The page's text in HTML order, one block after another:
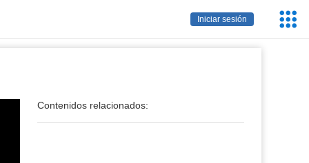
Iniciar sesión
Contenidos relacionados: